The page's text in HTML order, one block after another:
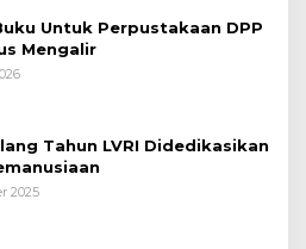
Untuk Perpustakaan DPP
Mengalir
Tahun LVRI Didedikasikan
2025